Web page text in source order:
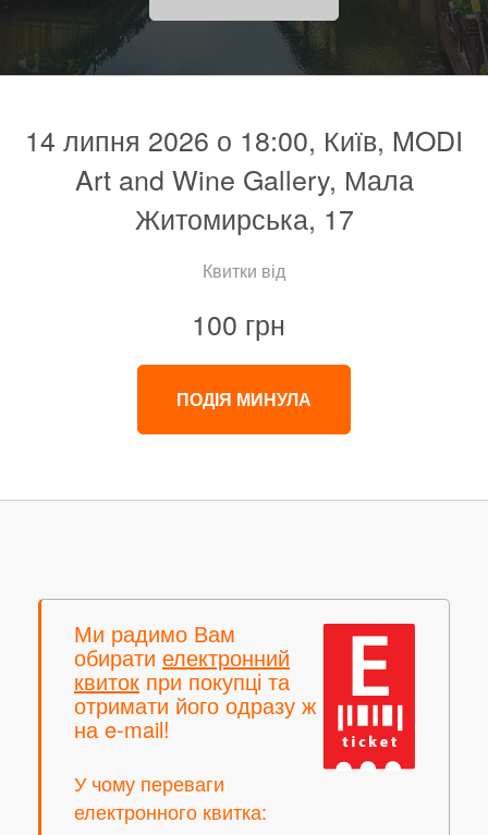
14 липня 2026 о 18:00, Київ, MODI
Art and Wine Gallery, Мала
Житомирська, 17
Квитки від
100 грн
ПОДІЯ МИНУЛА
Ми радимо Вам
обирати електронний
квиток при покупці та
отримати його одразу ж
на e-mail!
У чому переваги
електронного квитка: